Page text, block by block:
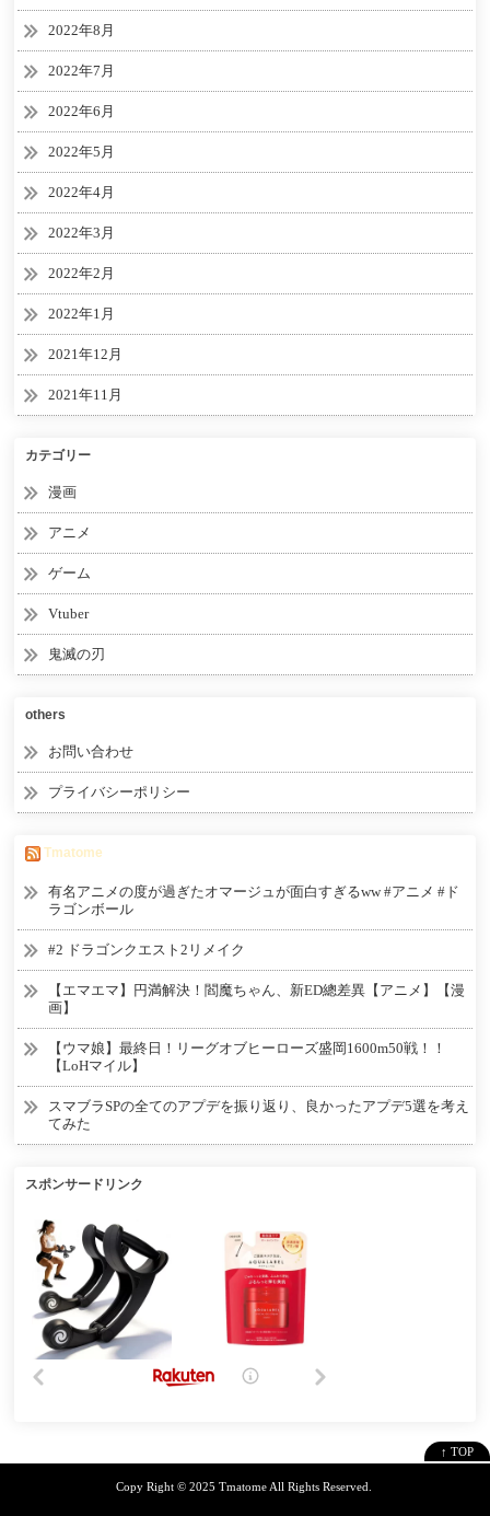
2022年8月
2022年7月
2022年6月
2022年5月
2022年4月
2022年3月
2022年2月
2022年1月
2021年12月
2021年11月
カテゴリー
漫画
アニメ
ゲーム
Vtuber
鬼滅の刃
others
お問い合わせ
プライバシーポリシー
Tmatome
有名アニメの度が過ぎたオマージュが面白すぎるww #アニメ #ド
ラゴンボール
#2 ドラゴンクエスト2リメイク
【エマエマ】円満解決！閻魔ちゃん、新ED總差異【アニメ】【漫
画】
【ウマ娘】最終日！リーグオブヒーローズ盛岡1600m50戦！！
【LoHマイル】
スマブラSPの全てのアプデを振り返り、良かったアプデ5選を考え
てみた
スポンサードリンク
↑ TOP
Copy Right © 2025 TmatomeAll Rights Reserved.